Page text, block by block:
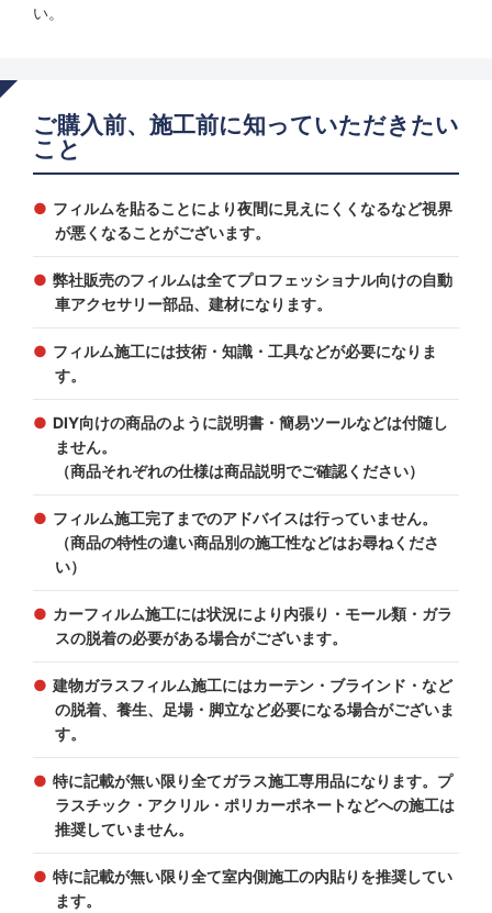
い。
ご購入前、施工前に知っていただきたい
こと
フィルムを貼ることにより夜間に見えにくくなるなど視界
が悪くなることがございます。
弊社販売のフィルムは全てプロフェッショナル向けの自動
車アクセサリー部品、建材になります。
フィルム施工には技術・知識・工具などが必要になりま
す。
DIY向けの商品のように説明書・簡易ツールなどは付随し
ません。
（商品それぞれの仕様は商品説明でご確認ください）
フィルム施工完了までのアドバイスは行っていません。
（商品の特性の違い商品別の施工性などはお尋ねくださ
い）
カーフィルム施工には状況により内張り・モール類・ガラ
スの脱着の必要がある場合がございます。
建物ガラスフィルム施工にはカーテン・ブラインド・など
の脱着、養生、足場・脚立など必要になる場合がございま
す。
特に記載が無い限り全てガラス施工専用品になります。プ
ラスチック・アクリル・ポリカーポネートなどへの施工は
推奨していません。
特に記載が無い限り全て室内側施工の内貼りを推奨してい
ます。